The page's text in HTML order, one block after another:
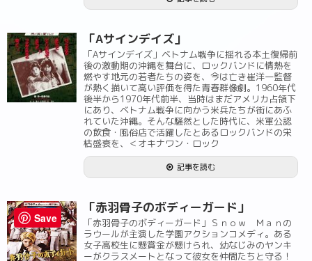
「Aサインデイズ」
「Aサインデイズ」ベトナム戦争に揺れる本土復帰前
後の激動期の沖縄を舞台に、ロックバンドに情熱を
燃やす地元の若者たちの姿を、今は亡き崔洋一監督
が熱く描いて高い評価を得た青春群像劇。1960年代
後半から1970年代前半、当時はまだアメリカ占領下
にあり、ベトナム戦争に向かう米兵たちが街にあふ
れていた沖縄。そんな騒然とした時代に、米軍公認
の飲食・風俗店で活躍したとあるロックバンドの栄
枯盛衰を、＜オキナワン・ロック
記事を読む
「赤羽骨子のボディーガード」
「赤羽骨子のボディーガード」Ｓｎｏｗ Ｍａｎの
ラウールが主演した学園アクションコメディ。ある
女子高校生に懸賞金が懸けられ、幼なじみのヤンキ
ーがクラスメートとなって彼女を仲間たちと守る！
Save